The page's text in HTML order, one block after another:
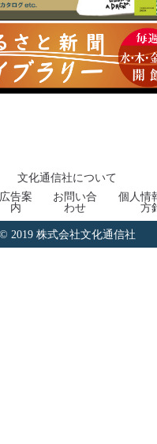
文化通信社について
広告案
内
お問い合
わせ
個人情
方
© 2019 株式会社文化通信社